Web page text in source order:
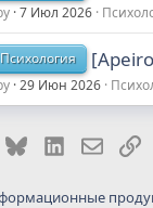
7 Июл 2026
Психология
29 Июн 2026
BlueskyLinkedIn